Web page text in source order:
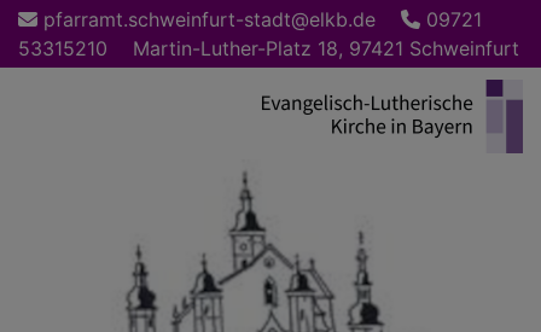
Direkt
zum
Inhalt
pfarramt.schweinfurt-stadt@elkb.de
09721
53315210
Martin-Luther-Platz 18, 97421 Schweinfurt